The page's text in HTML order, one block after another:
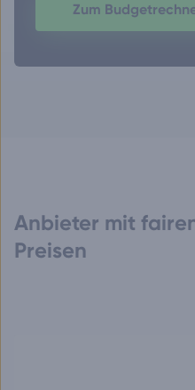
Zum
Anbieter mit
Preisen